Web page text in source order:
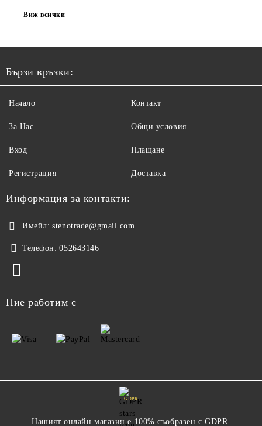
Виж всички
Бързи връзки:
Начало
За Нас
Вход
Регистрация
Контакт
Общи условия
Плащане
Доставка
Информация за контакти:
Имейл: stenotrade@gmail.com
Телефон: 052643146
Ние работим с
GDPR
Нашият онлайн магазин е 100% съобразен с GDPR.